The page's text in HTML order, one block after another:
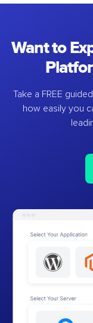
Want to
Take a FREE
how easily you